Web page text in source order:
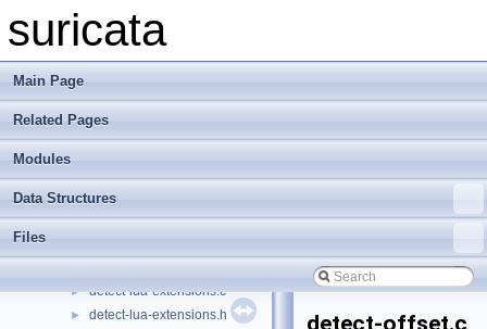
suricata
Main Page
Related Pages
Modules
Data Structures
Files
► detect-ipv4hdr.h
►
► detect-isdataat.c
► detect-isdataat.h
► detect-ja4-hash.c
► detect-ja4-hash.h
► detect-lua-extensions.c
► detect-lua-extensions.h detect-offset.c